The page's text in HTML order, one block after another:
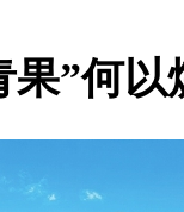
果”何以